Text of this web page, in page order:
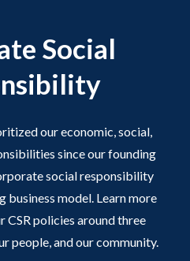
Social
our economic, social,
since our founding
social responsibility
business model. Learn more
policies around three
people, and our community.